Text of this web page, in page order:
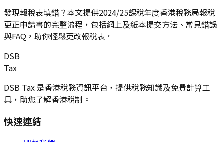
發現報稅表填錯？本文提供2024/25課稅年度香港稅務局報稅
更正申請書的完整流程，包括網上及紙本提交方法、常見錯誤
與FAQ，助你輕鬆更改報稅表。
DSB
Tax
DSB Tax 是香港稅務資訊平台，提供稅務知識及免費計算工
具，助您了解香港稅制。
快速連結